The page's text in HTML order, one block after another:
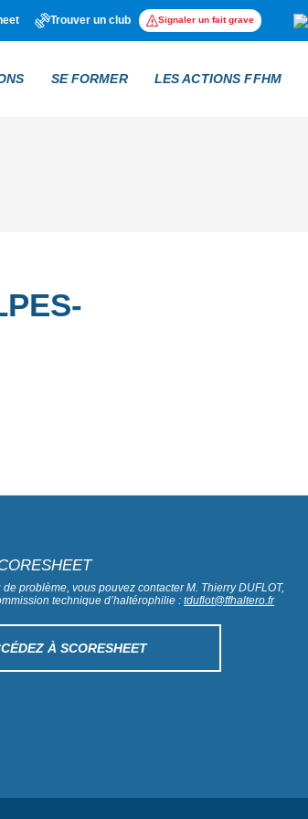
Trouver un club Signaler un fait grave
SE FORMER LES ACTIONS FFHM
de problème, vous pouvez contacter M. Thierry DUFLOT,
technique d’haltérophilie :tduflot@ffhaltero.fr
À SCORESHEET